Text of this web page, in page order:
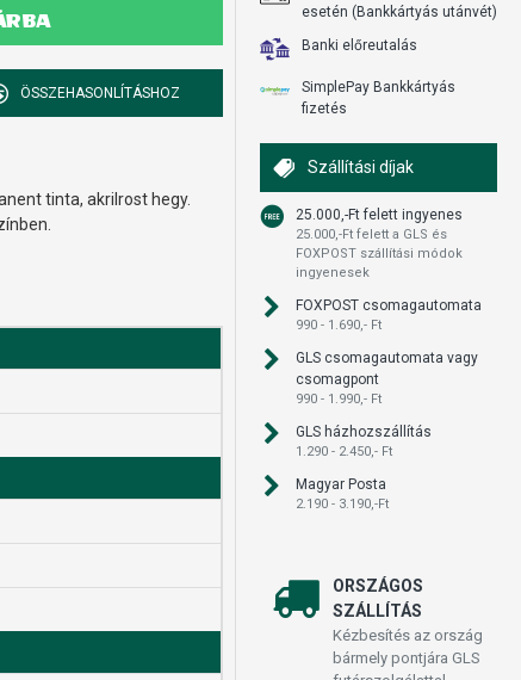
ÖSSZEHASONLÍTÁSHOZ
tinta, akrilrost hegy.
esetén (Bankkártyás utánvét)
Banki előreutalás
SimplePay Bankkártyás
fizetés
Szállítási díjak
25.000,-Ft felett ingyenes
25.000,-Ft felett a GLS és
FOXPOST szállítási módok
ingyenesek
FOXPOST csomagautomata
990 - 1.690,- Ft
GLS csomagautomata vagy
csomagpont
990 - 1.990,- Ft
GLS házhozszállítás
1.290 - 2.450,- Ft
Magyar Posta
2.190 - 3.190,-Ft
ORSZÁGOS
SZÁLLÍTÁS
Kézbesítés az ország
bármely pontjára GLS